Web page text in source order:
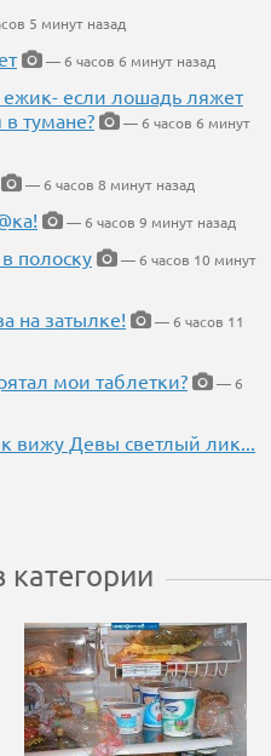
5 минут назад
— 6 часов 6 минут назад
если лошадь ляжет
в тумане?
— 6 часов 6 минут
— 6 часов 8 минут назад
— 6 часов 9 минут назад
полоску
— 6 часов 10 минут
на затылке!
— 6 часов 11
мои таблетки?
— 6
вижу Девы светлый лик...